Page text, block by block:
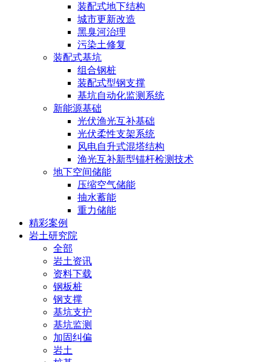
装配式地下结构
城市更新改造
黑臭河治理
污染土修复
装配式基坑
组合钢桩
装配式型钢支撑
基坑自动化监测系统
新能源基础
光伏渔光互补基础
光伏柔性支架系统
风电自升式混塔结构
渔光互补新型锚杆检测技术
地下空间储能
压缩空气储能
抽水蓄能
重力储能
精彩案例
岩土研究院
全部
岩土资讯
资料下载
钢板桩
钢支撑
基坑支护
基坑监测
加固纠偏
岩土